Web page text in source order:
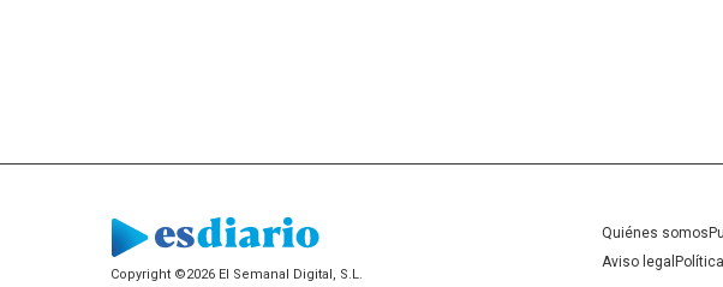
Copyright ©2026 El Semanal Digital, S.L.
Quiénes somos
Aviso legal